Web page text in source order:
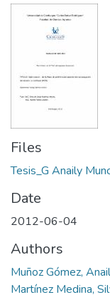
Files
Tesis_G Anaily
Date
2012-06-04
Authors
Muñoz Gómez,
Martínez Medina,